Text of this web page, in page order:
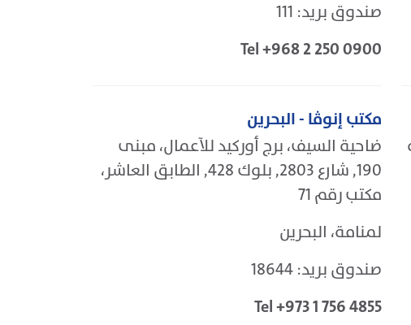
صندوق بريد: 111
Tel +968 2 250 0900
مكتب إنوڤا - البحرين
ضاحية السيف، برج أوركيد للآعمال، مبنى
190, شارع 2803, بلوك 428, الطابق العاشر،
مكتب رقم 71
لمنامة، البحرين
صندوق بريد: 18644
Tel +973 1 756 4855